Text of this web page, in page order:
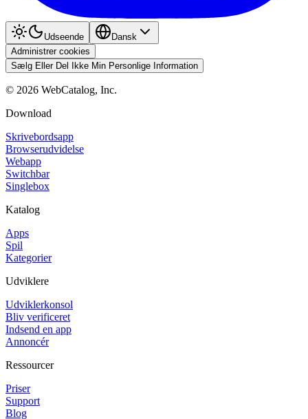
Udseende
Dansk
Administrer cookies
Sælg Eller Del Ikke Min Personlige Information
© 2026 WebCatalog, Inc.
Download
Skrivebordsapp
Browserudvidelse
Webapp
Switchbar
Singlebox
Katalog
Apps
Spil
Kategorier
Udviklere
Udviklerkonsol
Bliv verificeret
Indsend en app
Annoncér
Ressourcer
Priser
Support
Blog